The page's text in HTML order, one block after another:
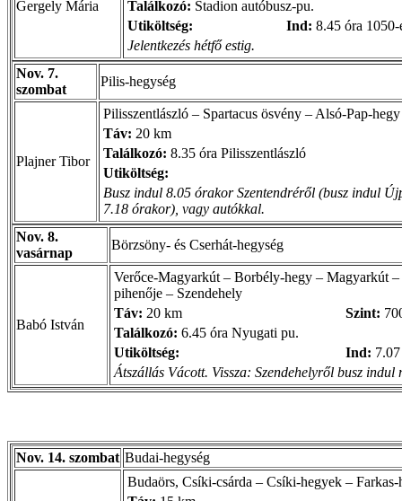
Gergely Mária
Találkozó: Stadion autóbusz-pu.
Utiköltség:
Ind: 8.45 óra 1050-
Jelentkezés hétfő estig.
Nov. 7.
szombat
Pilis-hegység
Plajner Tibor
Pilisszentlászló – Spartacus ösvény – Alsó-Pap-
Táv: 20 km
Találkozó: 8.35 óra Pilisszentlászló
Utiköltség:
Busz indul 8.05 órakor Szentendréről (busz indul
7.18 órakor), vagy autókkal.
Nov. 8.
vasárnap
Börzsöny- és Cserhát-hegység
Babó István
Verőce-Magyarkút – Borbély-hegy – Magyarkút
pihenője – Szendehely
Táv: 20 km Szint:
Találkozó: 6.45 óra Nyugati pu.
Utiköltség:
Ind:
Átszállás Vácott. Vissza: Szendehelyről busz
Nov. 14. szombat Budai-hegység
Budaörs, Csíki-csárda – Csíki-hegyek –